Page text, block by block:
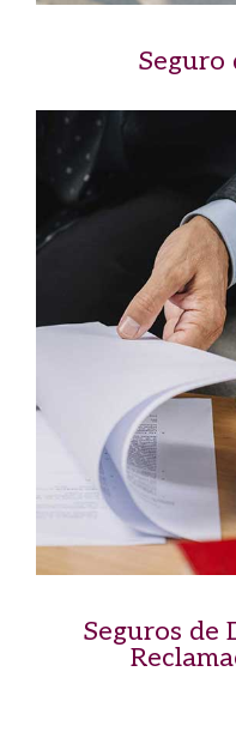
Seguro
Seguros de